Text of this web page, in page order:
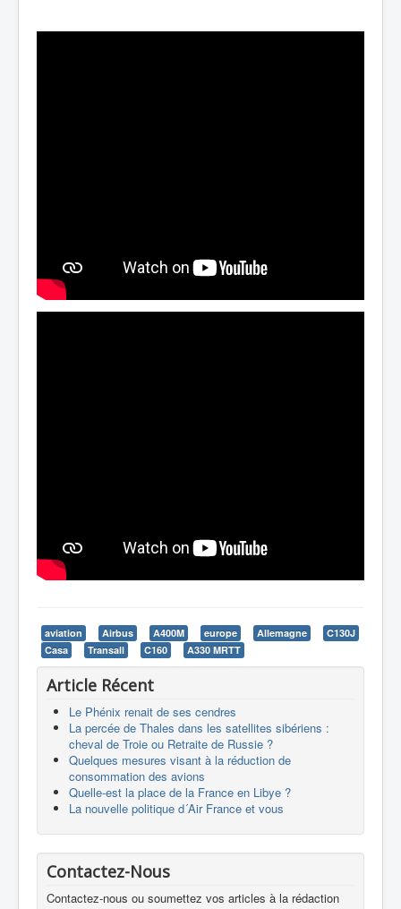
aviation Airbus A400M europe Allemagne
C130J
Casa
Transall C160 A330 MRTT
Article Récent
Le Phénix renait de ses cendres
La percée de Thales dans les satellites sibériens :
cheval de Troie ou Retraite de Russie ?
Quelques mesures visant à la réduction de
consommation des avions
Quelle-est la place de la France en Libye ?
La nouvelle politique d´Air France et vous
Contactez-Nous
Contactez-nous ou soumettez vos articles à la rédaction